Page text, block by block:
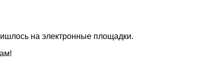
на электронные площадки.